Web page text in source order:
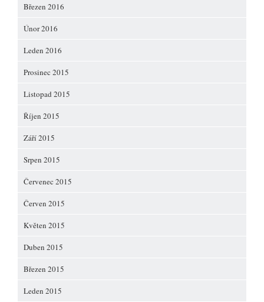
Březen 2016
Únor 2016
Leden 2016
Prosinec 2015
Listopad 2015
Říjen 2015
Září 2015
Srpen 2015
Červenec 2015
Červen 2015
Květen 2015
Duben 2015
Březen 2015
Leden 2015